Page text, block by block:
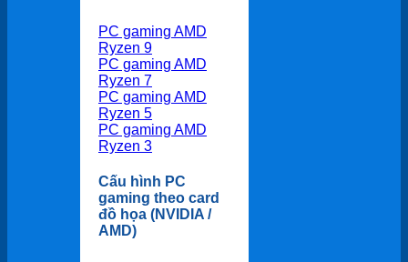
PC gaming AMD
Ryzen 9
PC gaming AMD
Ryzen 7
PC gaming AMD
Ryzen 5
PC gaming AMD
Ryzen 3
Cấu hình PC
gaming theo card
đồ họa (NVIDIA /
AMD)